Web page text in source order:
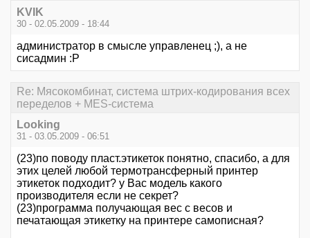
KVIK
30 - 02.05.2009 - 18:44
администратор в смысле управленец ;), а не
сисадмин :Р
Re: Мясокомбинат, система штрих-кодирования всех
переделов + MES-система
Looking
31 - 03.05.2009 - 06:51
(23)по поводу пласт.этикеток понятно, спасибо, а для
этих целей любой термотрансферный принтер
этикеток подходит? у Вас модель какого
производителя если не секрет?
(23)программа получающая вес с весов и
печатающая этикетку на принтере самописная?